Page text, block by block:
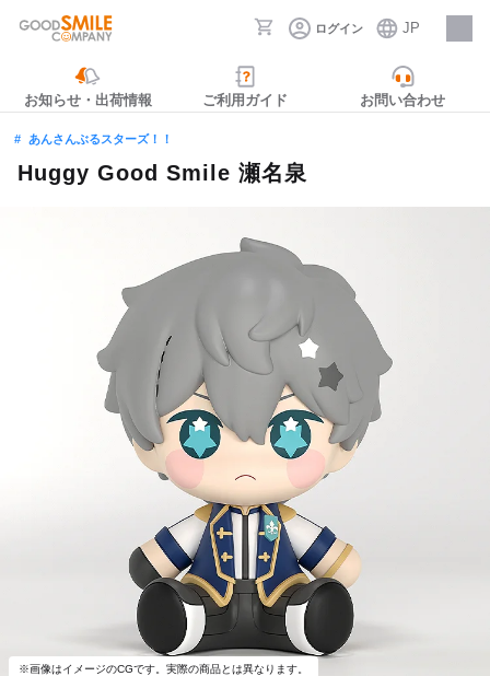
ログイン JP
採用情報
お知らせ・出荷情報 ご利用ガイド お問い合わせ
あんさんぶるスターズ！！
Huggy Good Smile 瀬名泉
※画像はイメージのCGです。実際の商品とは異なります。